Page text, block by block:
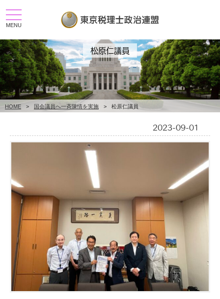
toggle
navigation
MENU
HOME > 国会議員へ一斉陳情を実施 > 松原仁議員
松原仁議員
2023-09-01